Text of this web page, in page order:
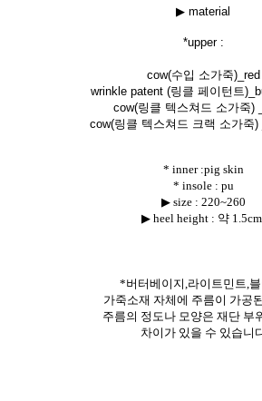
▶ material
*upper :
cow(수입 소가죽)_red
wrinkle patent (링클 페이턴트
cow(링클 텍스쳐드 소가죽)
cow(링클 텍스쳐드 크랙 소가죽
* inner :pig skin
* insole : pu
▶ size : 220~260
▶ heel height : 약 1.5cm
*버터베이지,라이트민트,
가죽소재 자체에 주름이 가공
주름의 정도나 모양은 재단 부
차이가 있을 수 있습니